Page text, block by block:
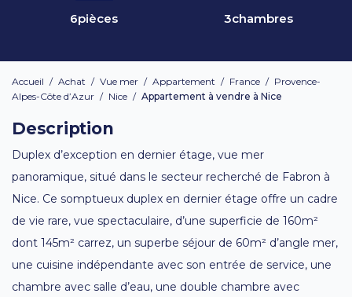
6pièces 3chambres
Accueil / Achat / Vue mer / Appartement / France / Provence-
Alpes-Côte d’Azur / Nice / Appartement à vendre à Nice
Description
Duplex d’exception en dernier étage, vue mer
panoramique, situé dans le secteur recherché de Fabron à
Nice. Ce somptueux duplex en dernier étage offre un cadre
de vie rare, vue spectaculaire, d’une superficie de 160m²
dont 145m² carrez, un superbe séjour de 60m² d’angle mer,
une cuisine indépendante avec son entrée de service, une
chambre avec salle d’eau, une double chambre avec